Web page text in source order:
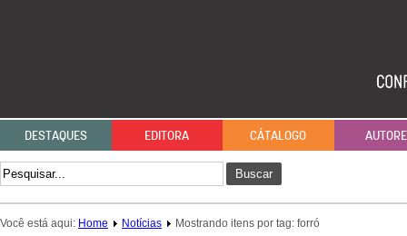
DESTAQUES EDITORA CÁTALOGO
Buscar
Você está aqui: Home Notícias Mostrando itens por tag: forró